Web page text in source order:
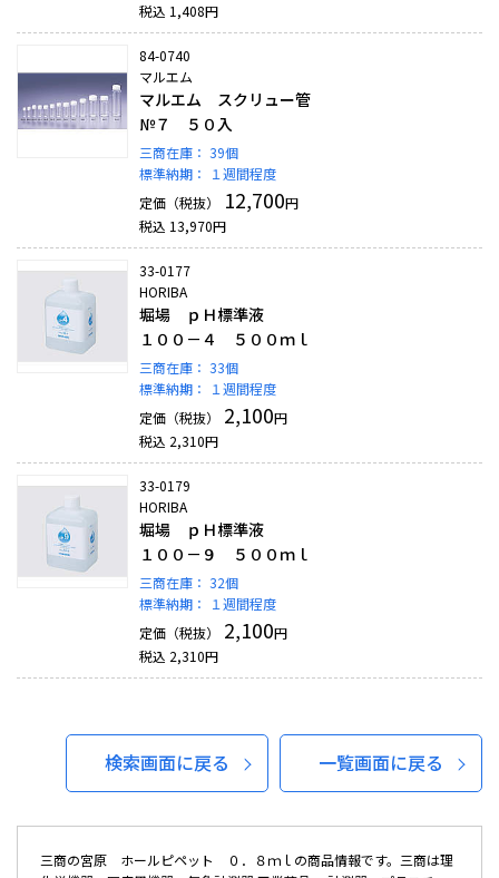
税込 1,408円
84-0740
マルエム
マルエム スクリュー管
№７ ５０入
三商在庫： 39個
標準納期：
１週間程度
定価（税抜）
12,700円
税込 13,970円
33-0177
HORIBA
堀場 ｐＨ標準液
１００－４ ５００ｍｌ
三商在庫： 33個
標準納期：
１週間程度
定価（税抜）
2,100円
税込 2,310円
33-0179
HORIBA
堀場 ｐＨ標準液
１００－９ ５００ｍｌ
三商在庫： 32個
標準納期：
１週間程度
定価（税抜）
2,100円
税込 2,310円
検索画面に戻る 一覧画面に戻る
三商の宮原 ホールピペット ０．８ｍｌの商品情報です。三商は理